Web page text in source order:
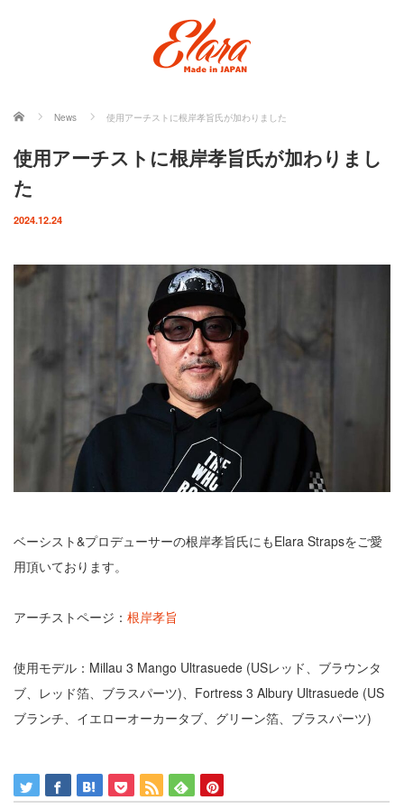
ホーム News 使用アーチストに根岸孝旨氏が加わりました
使用アーチストに根岸孝旨氏が加わりまし
た
2024.12.24
ベーシスト&プロデューサーの根岸孝旨氏にもElara Strapsをご愛
用頂いております。
アーチストページ： 根岸孝旨
使用モデル：Millau 3 Mango Ultrasuede (USレッド、ブラウンタ
ブ、レッド箔、ブラスパーツ)、Fortress 3 Albury Ultrasuede (US
ブランチ、イエローオーカータブ、グリーン箔、ブラスパーツ)